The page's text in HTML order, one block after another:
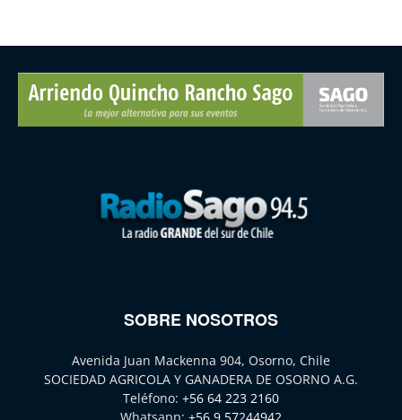
SOBRE NOSOTROS
Avenida Juan Mackenna 904, Osorno, Chile
SOCIEDAD AGRICOLA Y GANADERA DE OSORNO A.G.
Teléfono: +56 64 223 2160
Whatsapp: +56 9 57244942